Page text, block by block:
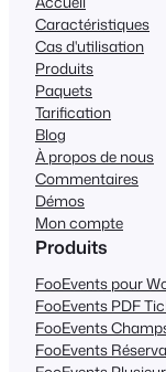
Caractéristiques
Cas d'utilisation
Produits
Paquets
Tarification
Blog
À propos de nous
Commentaires
Démos
Mon compte
Produits
FooEvents pour
FooEvents PDF
FooEvents
FooEvents